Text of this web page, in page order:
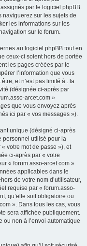
par le logiciel phpBB.
naviguerez sur les sujets de
les informations sur les
sur le forum.
au logiciel phpBB tout en
ceux-ci soient hors de portée
les pages créées par le
l’information que vous
et n’est pas limité à : la
(désignée ci-après par
arcet.com »
que vous envoyez après
ici par « vos messages »).
unique (désigné ci-après
personnel utilisé pour la
votre mot de passe »), et
ci-après par « votre
« forum.asso-arcet.com »
applicables dans le
de votre nom d’utilisateur,
requise par « forum.asso-
qu’elle soit obligatoire ou
». Dans tous les cas, vous
sera affichée publiquement.
ou non à l’envoi automatique